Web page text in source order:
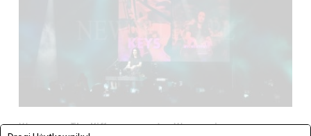
Warszawa: The Kiffness zagrał w Warszawie